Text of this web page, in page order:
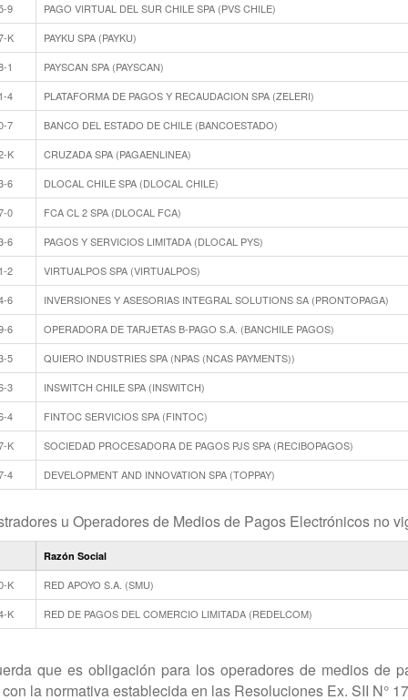
9
PAGO VIRTUAL DEL SUR CHILE SPA (PVS CHILE)
K
PAYKU SPA (PAYKU)
1
PAYSCAN SPA (PAYSCAN)
4
PLATAFORMA DE PAGOS Y RECAUDACION SPA (ZELERI)
7
BANCO DEL ESTADO DE CHILE (BANCOESTADO)
K
CRUZADA SPA (PAGAENLINEA)
6
DLOCAL CHILE SPA (DLOCAL CHILE)
0
FCA CL 2 SPA (DLOCAL FCA)
6
PAGOS Y SERVICIOS LIMITADA (DLOCAL PYS)
2
VIRTUALPOS SPA (VIRTUALPOS)
6
INVERSIONES Y ASESORIAS INTEGRAL SOLUTIONS SA (PRONTOPAGA)
6
OPERADORA DE TARJETAS B-PAGO S.A. (BANCHILE PAGOS)
5
QUIERO INDUSTRIES SPA (NPAS (NCAS PAYMENTS))
3
INSWITCH CHILE SPA (INSWITCH)
4
FINTOC SERVICIOS SPA (FINTOC)
K
SOCIEDAD PROCESADORA DE PAGOS PJS SPA (RECIBOPAGOS)
4
DEVELOPMENT AND INNOVATION SPA (TOPPAY)
u Operadores de Medios de Pagos Electrónicos no
Razón Social
K
RED APOYO S.A. (SMU)
K
RED DE PAGOS DEL COMERCIO LIMITADA (REDELCOM)
que es obligación para los operadores de medios de
la normativa establecida en las Resoluciones Ex. SII N°